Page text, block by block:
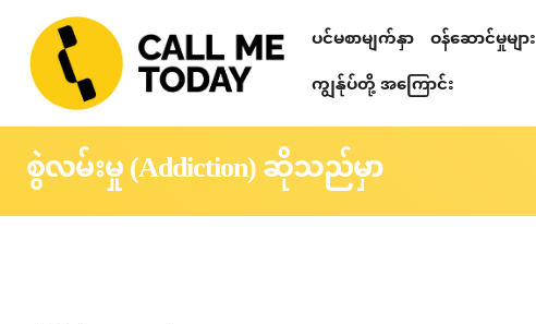
ပင်မစာမျက်နှာ ဝန်ဆောင်မှုများ
ကျွန်ုပ်တို့ အကြောင်း
စွဲလမ်းမှု (Addiction) ဆိုသည်မှာ